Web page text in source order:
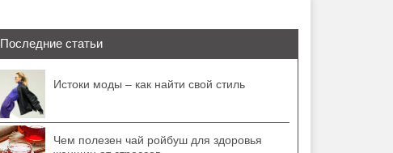
Последние статьи
Истоки моды – как найти свой стиль
Чем полезен чай ройбуш для здоровья